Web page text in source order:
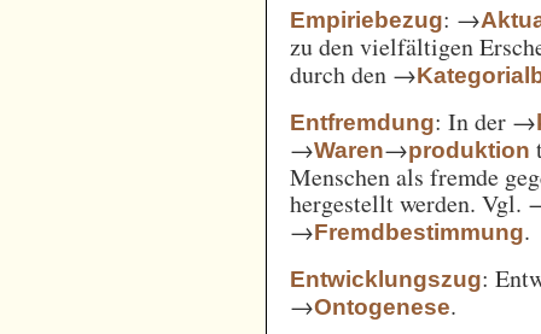
Empiriebezug: →
zu den vielfältigen
durch den →
Entfremdung: In der →
→Waren→produktion
Menschen als fremde
hergestellt werden. Vgl.
→Fremdbestimmung.
Entwicklungszug:
→Ontogenese.